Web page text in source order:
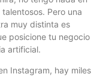
Pero una
muy distinta es
posicione tu negocio
artificial.
Instagram, hay miles